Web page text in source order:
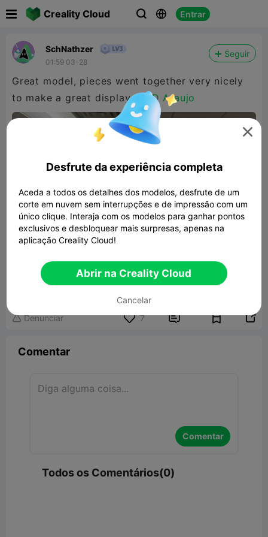
Creality Cloud   Entrar
SchNathzer
01:59 03-28
Seguir
Great model, pieces went together very nicely
to make a great display@3D Araujo
KC-46
36.15MB Modelo 3D Relacionado
 Denunciar 7  
Comentar
Comentar
Todos os Comentários(0)

Desfrute da experiência completa
Aceda a todos os detalhes dos modelos, desfrute de um
corte em nuvem sem interrupções e de impressão com um
único clique. Interaja com os modelos para ganhar pontos
exclusivos e desbloquear mais surpresas, apenas na
aplicação Creality Cloud!
Abrir na Creality Cloud
Cancelar